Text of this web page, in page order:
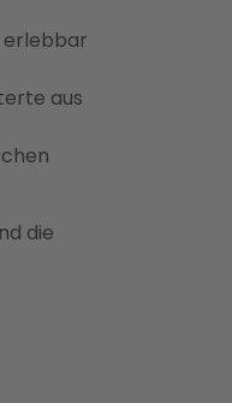
erlebbar
aus
die